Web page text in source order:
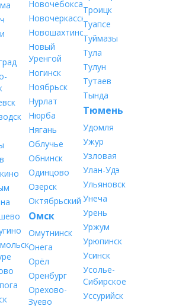
Новочебоксарск
Новочеркасск
Новошахтинск
Новый
Уренгой
Ногинск
Ноябрьск
Нурлат
Нюрба
Нягань
Облучье
Обнинск
Одинцово
Озерск
Октябрьский
Омск
Омутнинск
Онега
Орёл
Оренбург
Орехово-
Зуево
Троицк
Туапсе
Туймазы
Тула
Тулун
Тутаев
Тында
Тюмень
Удомля
Ужур
Узловая
Улан-Удэ
Ульяновск
Унеча
Урень
Уржум
Урюпинск
Усинск
Усолье-
Сибирское
Уссурийск